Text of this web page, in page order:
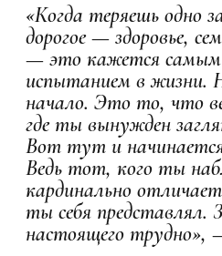
«Когда теряешь одно
дорогое — здоровье,
— это кажется
испытанием в жизни.
начало. Это то, что
где ты вынужден
Вот тут и начинается
Ведь тот, кого ты
кардинально
ты себя представлял.
настоящего трудно»,